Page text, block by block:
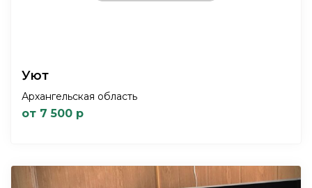
Уют
Архангельская область
от 7 500 р